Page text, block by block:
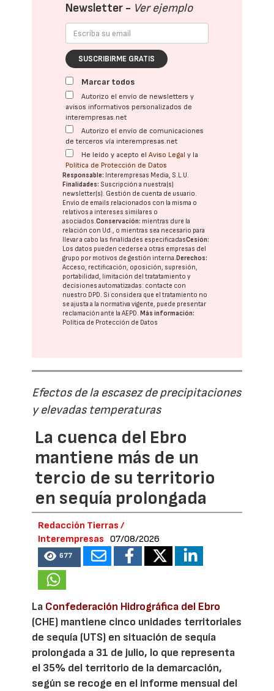
Newsletter - Ver ejemplo
SUSCRIBIRME GRATIS
Marcar todos
Autorizo el envío de newsletters y
avisos informativos personalizados de
interempresas.net
Autorizo el envío de comunicaciones
de terceros vía interempresas.net
He leído y acepto elAviso Legal y la
Política de Protección de Datos
Responsable: Interempresas Media, S.L.U.
Finalidades: Suscripción a nuestra(s)
newsletter(s). Gestión de cuenta de usuario.
Envío de emails relacionados con la misma o
relativos a intereses similares o
asociados.Conservación: mientras dure la
relación con Ud., o mientras sea necesario para
llevar a cabo las finalidades especificadasCesión:
Los datos pueden cederse a otras empresas del
grupo por motivos de gestión interna. Derechos:
Acceso, rectificación, oposición, supresión,
portabilidad, limitación del tratatamiento y
decisiones automatizadas: contacte con
nuestro DPD. Si considera que el tratamiento no
se ajusta a la normativa vigente, puede presentar
reclamación ante laAEPD. Más información:
Política de Protección de Datos
Efectos de la escasez de precipitaciones
y elevadas temperaturas
La cuenca del Ebro
mantiene más de un
tercio de su territorio
en sequía prolongada
Redacción Tierras /
Interempresas
07/08/2026
677
La Confederación Hidrográfica del Ebro
(CHE) mantiene cinco unidades territoriales
de sequía (UTS) en situación de sequía
prolongada a 31 de julio, lo que representa
el 35% del territorio de la demarcación,
según se recoge en el informe mensual del